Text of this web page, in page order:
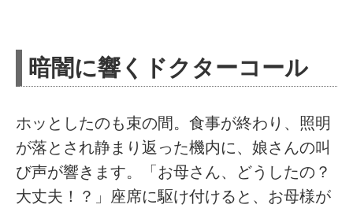
暗闇に響くドクターコール
ホッとしたのも束の間。食事が終わり、照明
が落とされ静まり返った機内に、娘さんの叫
び声が響きます。「お母さん、どうしたの？
大丈夫！？」座席に駆け付けると、お母様が